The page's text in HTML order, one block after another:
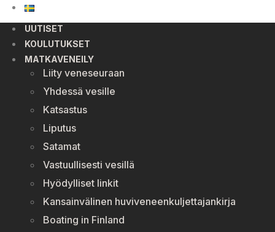
UUTISET
KOULUTUKSET
MATKAVENEILY
Liity veneseuraan
Yhdessä vesille
Katsastus
Liputus
Satamat
Vastuullisesti vesillä
Hyödylliset linkit
Kansainvälinen huviveneenkuljettajankirja
Boating in Finland